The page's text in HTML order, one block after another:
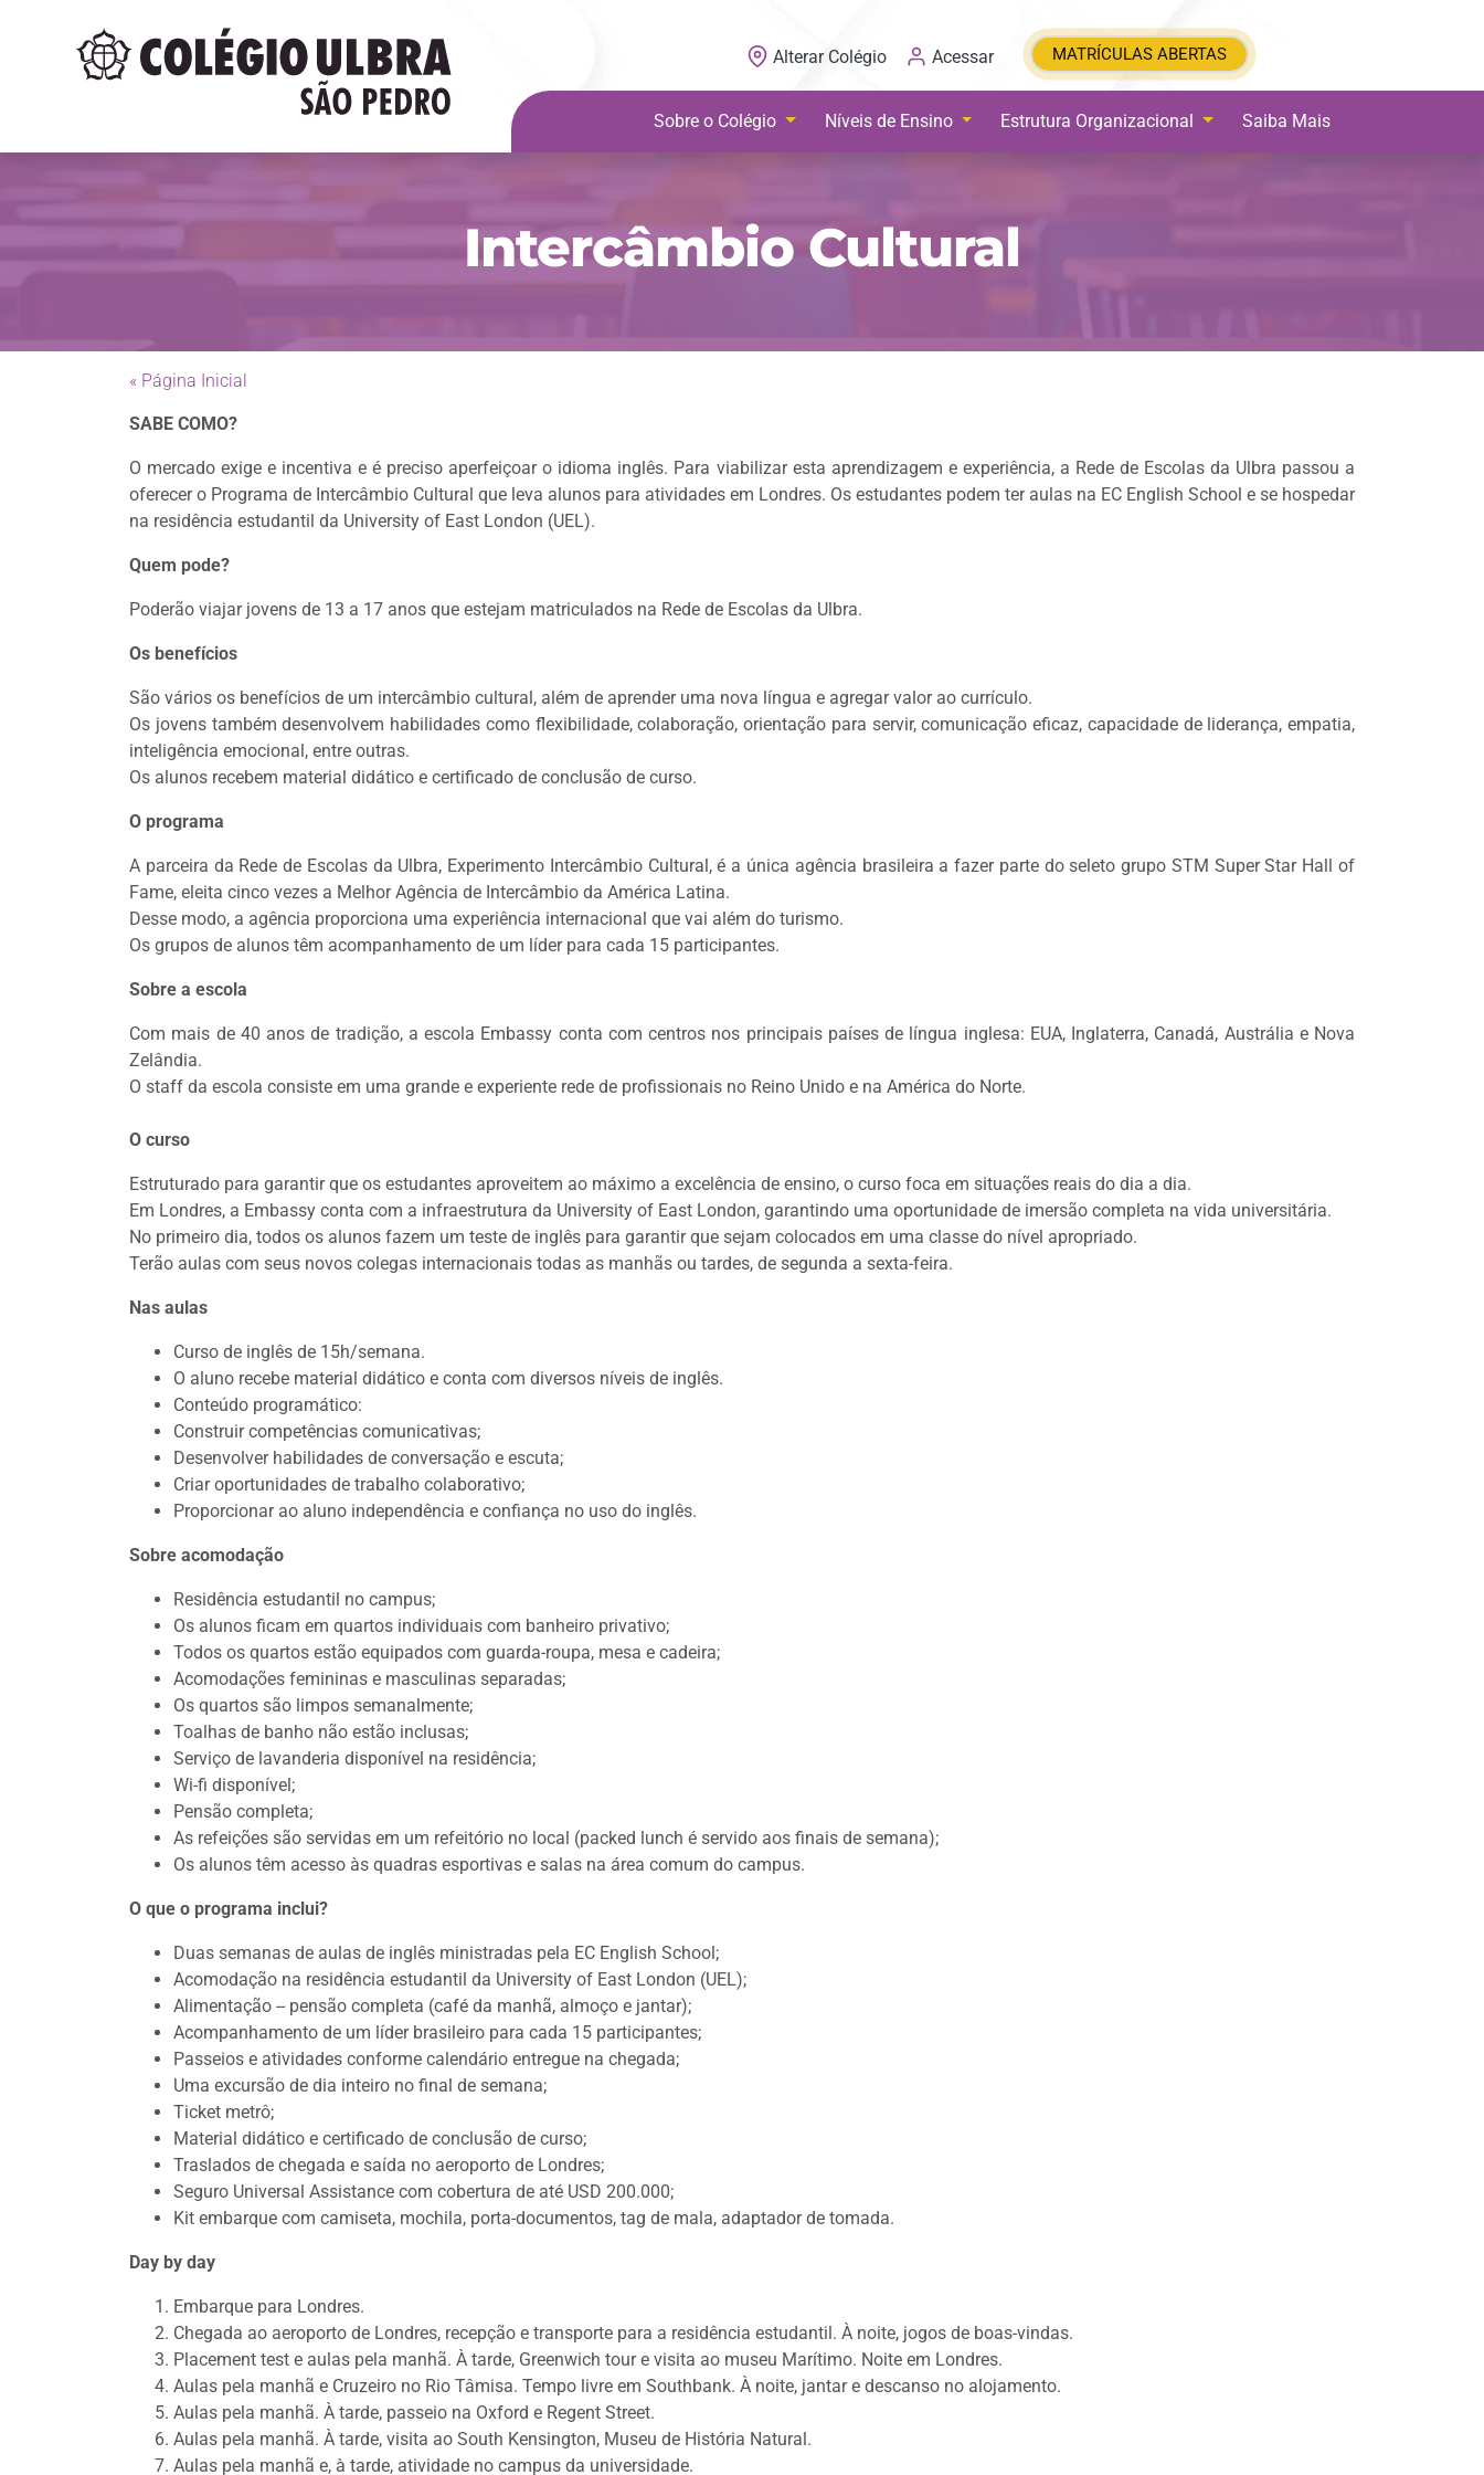
MATRÍCULAS ABERTAS
Alterar Colégio Acessar MATRÍCULAS ABERTAS
Sobre o Colégio Níveis de Ensino Estrutura Organizacional Saiba Mais
Intercâmbio Cultural
« Página Inicial
SABE COMO?
O mercado exige e incentiva e é preciso aperfeiçoar o idioma inglês. Para viabilizar esta aprendizagem e experiência, a Rede de Escolas da Ulbra passou a
oferecer o Programa de Intercâmbio Cultural que leva alunos para atividades em Londres. Os estudantes podem ter aulas na EC English School e se hospedar
na residência estudantil da University of East London (UEL).
Quem pode?
Poderão viajar jovens de 13 a 17 anos que estejam matriculados na Rede de Escolas da Ulbra.
Os benefícios
São vários os benefícios de um intercâmbio cultural, além de aprender uma nova língua e agregar valor ao currículo.
Os jovens também desenvolvem habilidades como flexibilidade, colaboração, orientação para servir, comunicação eficaz, capacidade de liderança, empatia,
inteligência emocional, entre outras.
Os alunos recebem material didático e certificado de conclusão de curso.
O programa
A parceira da Rede de Escolas da Ulbra, Experimento Intercâmbio Cultural, é a única agência brasileira a fazer parte do seleto grupo STM Super Star Hall of
Fame, eleita cinco vezes a Melhor Agência de Intercâmbio da América Latina.
Desse modo, a agência proporciona uma experiência internacional que vai além do turismo.
Os grupos de alunos têm acompanhamento de um líder para cada 15 participantes.
Sobre a escola
Com mais de 40 anos de tradição, a escola Embassy conta com centros nos principais países de língua inglesa: EUA, Inglaterra, Canadá, Austrália e Nova
Zelândia.
O staff da escola consiste em uma grande e experiente rede de profissionais no Reino Unido e na América do Norte.
O curso
Estruturado para garantir que os estudantes aproveitem ao máximo a excelência de ensino, o curso foca em situações reais do dia a dia.
Em Londres, a Embassy conta com a infraestrutura da University of East London, garantindo uma oportunidade de imersão completa na vida universitária.
No primeiro dia, todos os alunos fazem um teste de inglês para garantir que sejam colocados em uma classe do nível apropriado.
Terão aulas com seus novos colegas internacionais todas as manhãs ou tardes, de segunda a sexta-feira.
Nas aulas
Curso de inglês de 15h/semana.
O aluno recebe material didático e conta com diversos níveis de inglês.
Conteúdo programático:
Construir competências comunicativas;
Desenvolver habilidades de conversação e escuta;
Criar oportunidades de trabalho colaborativo;
Proporcionar ao aluno independência e confiança no uso do inglês.
Sobre acomodação
Residência estudantil no campus;
Os alunos ficam em quartos individuais com banheiro privativo;
Todos os quartos estão equipados com guarda-roupa, mesa e cadeira;
Acomodações femininas e masculinas separadas;
Os quartos são limpos semanalmente;
Toalhas de banho não estão inclusas;
Serviço de lavanderia disponível na residência;
Wi-fi disponível;
Pensão completa;
As refeições são servidas em um refeitório no local (packed lunch é servido aos finais de semana);
Os alunos têm acesso às quadras esportivas e salas na área comum do campus.
O que o programa inclui?
Duas semanas de aulas de inglês ministradas pela EC English School;
Acomodação na residência estudantil da University of East London (UEL);
Alimentação -- pensão completa (café da manhã, almoço e jantar);
Acompanhamento de um líder brasileiro para cada 15 participantes;
Passeios e atividades conforme calendário entregue na chegada;
Uma excursão de dia inteiro no final de semana;
Ticket metrô;
Material didático e certificado de conclusão de curso;
Traslados de chegada e saída no aeroporto de Londres;
Seguro Universal Assistance com cobertura de até USD 200.000;
Kit embarque com camiseta, mochila, porta-documentos, tag de mala, adaptador de tomada.
Day by day
Embarque para Londres.
Chegada ao aeroporto de Londres, recepção e transporte para a residência estudantil. À noite, jogos de boas-vindas.
Placement test e aulas pela manhã. À tarde, Greenwich tour e visita ao museu Marítimo. Noite em Londres.
Aulas pela manhã e Cruzeiro no Rio Tâmisa. Tempo livre em Southbank. À noite, jantar e descanso no alojamento.
Aulas pela manhã. À tarde, passeio na Oxford e Regent Street.
Aulas pela manhã. À tarde, visita ao South Kensington, Museu de História Natural.
Aulas pela manhã e, à tarde, atividade no campus da universidade.